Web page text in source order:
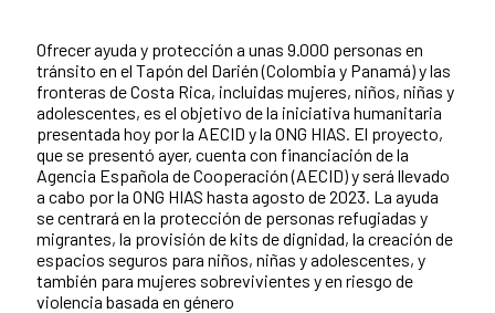
Ofrecer ayuda y protección a unas 9.000 personas en
tránsito en el Tapón del Darién (Colombia y Panamá) y las
fronteras de Costa Rica, incluidas mujeres, niños, niñas y
adolescentes, es el objetivo de la iniciativa humanitaria
presentada hoy por la AECID y la ONG HIAS. El proyecto,
que se presentó ayer, cuenta con financiación de la
Agencia Española de Cooperación (AECID) y será llevado
a cabo por la ONG HIAS hasta agosto de 2023. La ayuda
se centrará en la protección de personas refugiadas y
migrantes, la provisión de kits de dignidad, la creación de
espacios seguros para niños, niñas y adolescentes, y
también para mujeres sobrevivientes y en riesgo de
violencia basada en género